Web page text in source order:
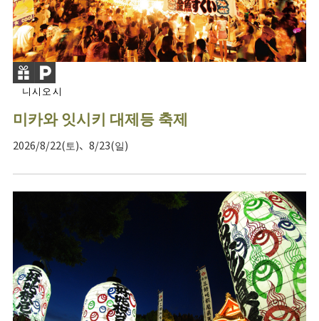
니시오시
미카와 잇시키 대제등 축제
2026/8/22(토)、8/23(일)